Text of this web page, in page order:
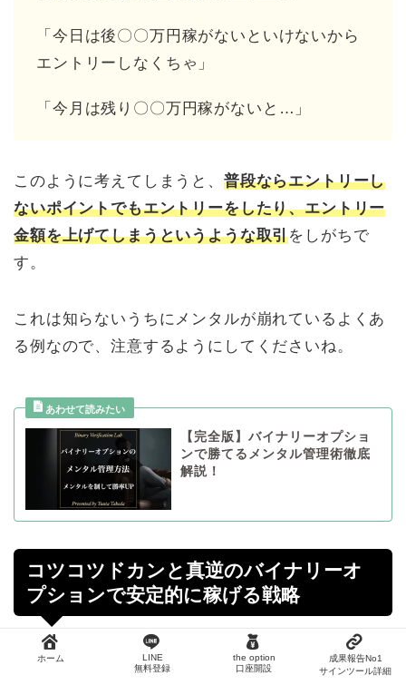
「今日は後〇〇万円稼がないといけないから
エントリーしなくちゃ」
「今月は残り〇〇万円稼がないと…」
このように考えてしまうと、 普段ならエントリーし
ないポイントでもエントリーをしたり、エントリー
金額を上げてしまうというような取引をしがちで
す。
これは知らないうちにメンタルが崩れているよくあ
る例なので、注意するようにしてくださいね。
【完全版】バイナリーオプショ
ンで勝てるメンタル管理術徹底
解説！
コツコツドカンと真逆のバイナリーオ
プションで安定的に稼げる戦略
コツコツドカンを起こしてしまうトレーダーの多く
ホーム
LINE
無料登録
the option
口座開設
成果報告No1
サインツール詳細